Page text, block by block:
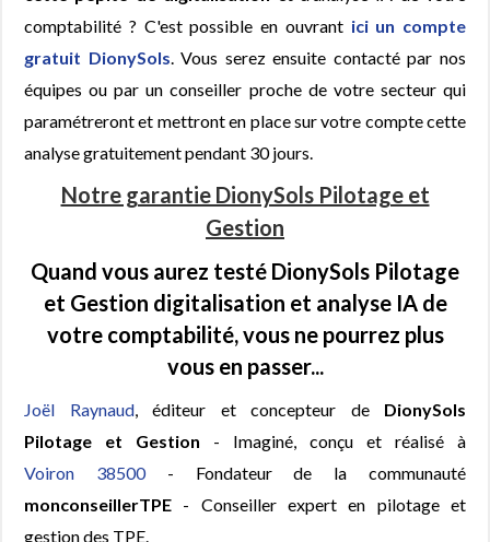
comptabilité ? C'est possible en ouvrant ici un compte
gratuit DionySols. Vous serez ensuite contacté par nos
équipes ou par un conseiller proche de votre secteur qui
paramétreront et mettront en place sur votre compte cette
analyse gratuitement pendant 30 jours.
Notre garantie DionySols Pilotage et
Gestion
Quand vous aurez testé DionySols Pilotage
et Gestion digitalisation et analyse IA de
votre comptabilité, vous ne pourrez plus
vous en passer...
Joël Raynaud, éditeur et concepteur de DionySols
Pilotage et Gestion - Imaginé, conçu et réalisé à
Voiron 38500- Fondateur de la communauté
monconseillerTPE - Conseiller expert en pilotage et
gestion des TPE.